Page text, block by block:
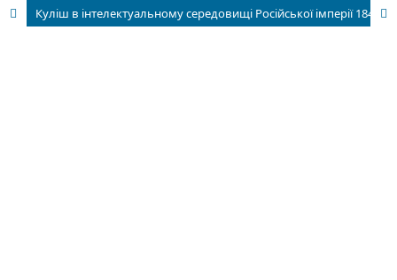
Куліш в інтелектуальному середовищі Російської імперії 1840 — початку 1850-х рр.